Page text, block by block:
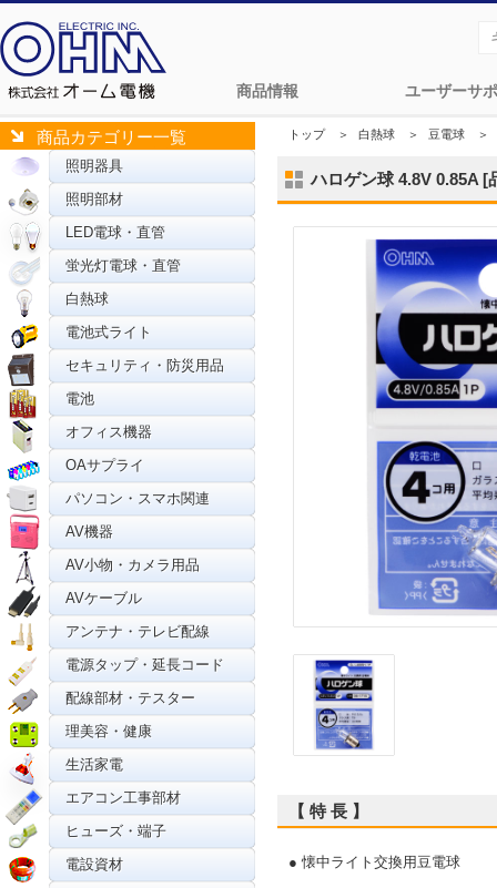
商品情報 ユーザーサ
商品カテゴリー一覧
照明器具
照明部材
LED電球・直管
蛍光灯電球・直管
白熱球
電池式ライト
セキュリティ・防災用品
電池
オフィス機器
OAサプライ
パソコン・スマホ関連
AV機器
AV小物・カメラ用品
AVケーブル
アンテナ・テレビ配線
電源タップ・延長コード
配線部材・テスター
理美容・健康
生活家電
エアコン工事部材
ヒューズ・端子
電設資材
トップ＞ 白熱球 ＞ 豆電球 ＞
ハロゲン球 4.8V 0.85A [
【 特 長 】
● 懐中ライト交換用豆電球